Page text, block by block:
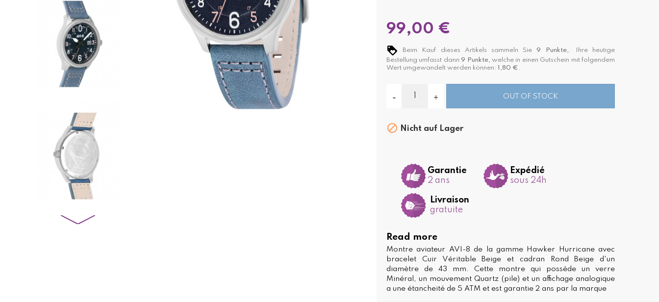
99,00 €
Beim Kauf dieses Artikels sammeln Sie 9 Punkte, . Ihre heutige
Bestellung umfasst dann 9 Punkte, welche in einen Gutschein mit folgendem
Wert umgewandelt werden können: 1,80 € .
OUT OF STOCK
 Nicht auf Lager
Garantie
2 ans
Expédié
sous 24h
Livraison
gratuite
Read more
Montre aviateur AVI-8 de la gamme Hawker Hurricane avec
bracelet Cuir Véritable Beige et cadran Rond Beige d'un
diamètre de 43 mm. Cette montre qui possède un verre
Minéral, un mouvement Quartz (pile) et un affichage analogique
a une étancheité de 5 ATM et est garantie 2 ans par la marque